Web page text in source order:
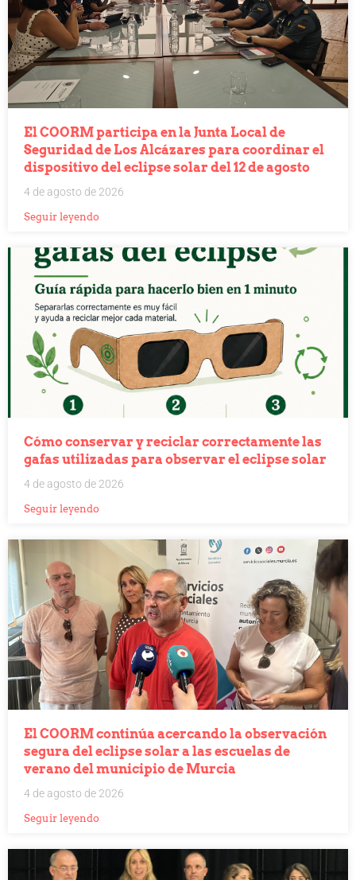
El COORM participa en la Junta Local de
Seguridad de Los Alcázares para coordinar el
dispositivo del eclipse solar del 12 de agosto
4 de agosto de 2026
Seguir leyendo
Cómo conservar y reciclar correctamente las
gafas utilizadas para observar el eclipse solar
4 de agosto de 2026
Seguir leyendo
El COORM continúa acercando la observación
segura del eclipse solar a las escuelas de
verano del municipio de Murcia
4 de agosto de 2026
Seguir leyendo